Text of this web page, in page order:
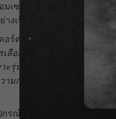
มเซเลบริตี้คุณแม่เมล วิณัฐฐ
งเป็นทางการ
คนแรกของ UPPAbaby ได้
อกของใช้ที่ดีที่สุดและปลอ
ะรุ่น MINU V3 ก็ประทับใจม
มกะทัดรัด น้ำหนักเบา และ
รณ์สำหรับเด็กระดับพรีเมียม